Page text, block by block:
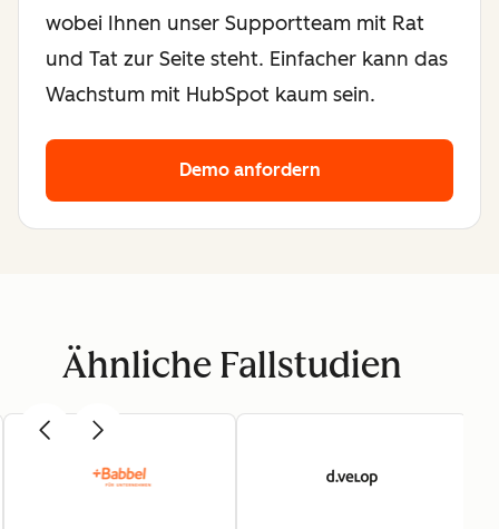
wobei Ihnen unser Supportteam mit Rat
und Tat zur Seite steht. Einfacher kann das
Wachstum mit HubSpot kaum sein.
Demo anfordern
Ähnliche Fallstudien